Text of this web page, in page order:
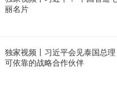
丽名片
独家视频丨习近平会见泰国总理
可依靠的战略合作伙伴